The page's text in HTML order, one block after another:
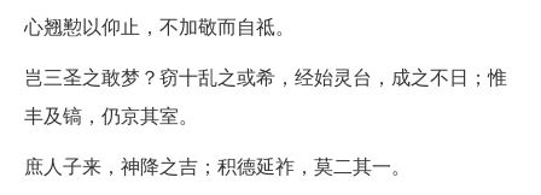
心翘懃以仰止，不加敬而自祗。
岂三圣之敢梦？窃十乱之或希，经始灵台，成之不日；惟
丰及镐，仍京其室。
庶人子来，神降之吉；积德延祚，莫二其一。